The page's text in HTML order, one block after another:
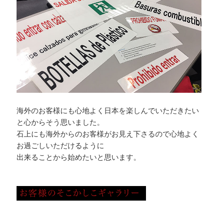
海外のお客様にも心地よく日本を楽しんでいただきたい
と心からそう思いました。
石上にも海外からのお客様がお見え下さるので心地よく
お過ごしいただけるように
出来ることから始めたいと思います。